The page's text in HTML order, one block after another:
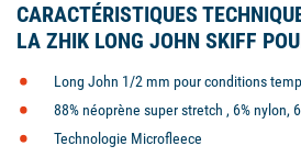
CARACTÉRISTIQUES
LA ZHIK LONG JOHN SKIFF
Long John 1/2 mm pour conditions
88% néoprène super stretch , 6% nylon,
Technologie Microfleece